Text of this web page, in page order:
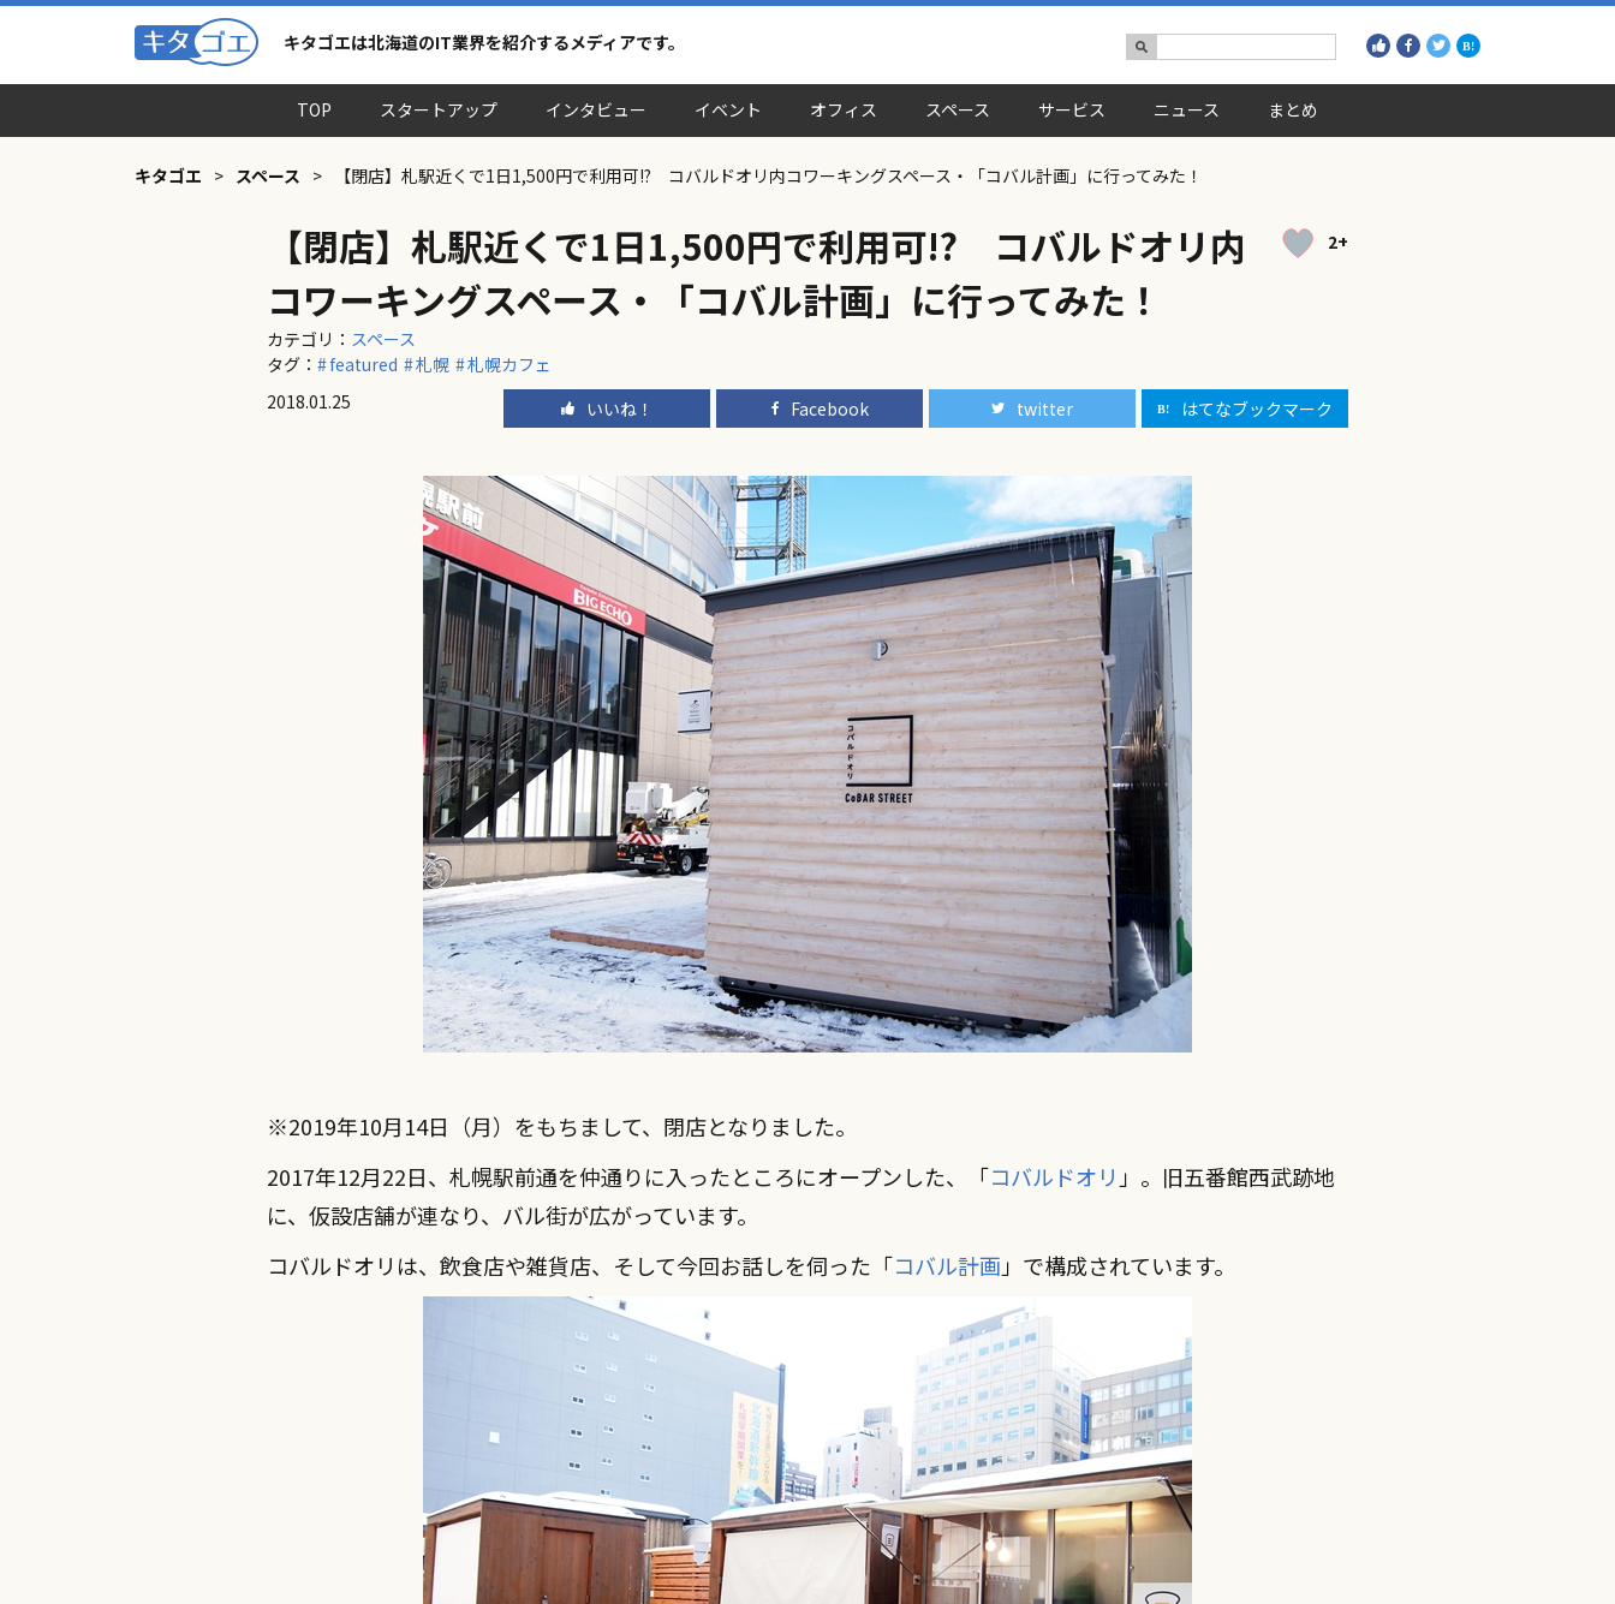
キタゴエは北海道のIT業界を紹介するメディアです。
TOP スタートアップ インタビュー イベント オフィス スペース サービス ニュース まとめ
キタゴエ > スペース > 【閉店】札駅近くで1日1,500円で利用可!? コバルドオリ内コワーキングスペース・「コバル計画」に行ってみた！
【閉店】札駅近くで1日1,500円で利用可!? コバルドオリ内
コワーキングスペース・「コバル計画」に行ってみた！
2+
カテゴリ： スペース
タグ：
featured 札幌
札幌カフェ
2018.01.25
※2019年10月14日（月）をもちまして、閉店となりました。
2017年12月22日、札幌駅前通を仲通りに入ったところにオープンした、「コバルドオリ 」。旧五番館西武跡地
に、仮設店舗が連なり、バル街が広がっています。
コバルドオリは、飲食店や雑貨店、そして今回お話しを伺った「コバル計画 」で構成されています。